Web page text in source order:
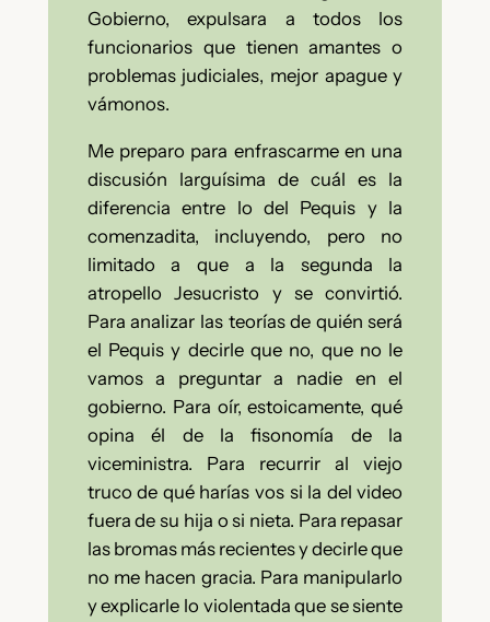
Gobierno, expulsara a todos los
funcionarios que tienen amantes o
problemas judiciales, mejor apague y
vámonos.
Me preparo para enfrascarme en una
discusión larguísima de cuál es la
diferencia entre lo del Pequis y la
comenzadita, incluyendo, pero no
limitado a que a la segunda la
atropello Jesucristo y se convirtió.
Para analizar las teorías de quién será
el Pequis y decirle que no, que no le
vamos a preguntar a nadie en el
gobierno. Para oír, estoicamente, qué
opina él de la fisonomía de la
viceministra. Para recurrir al viejo
truco de qué harías vos si la del video
fuera de su hija o si nieta. Para repasar
las bromas más recientes y decirle que
no me hacen gracia. Para manipularlo
y explicarle lo violentada que se siente